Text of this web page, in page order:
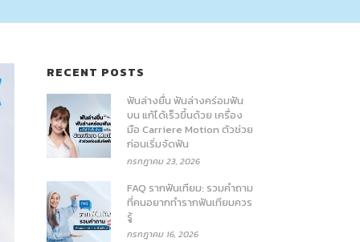
RECENT POSTS
ฟันล่างยื่น ฟันล่างคร่อมฟัน
บน แก้ได้เร็วขึ้นด้วย เครื่อง
มือ Carriere Motion ตัวช่วย
ก่อนเริ่มจัดฟัน
กรกฎาคม 23, 2026
FAQ รากฟันเทียม: รวมคำถาม
ที่คนอยากทำรากฟันเทียมควร
รู้
กรกฎาคม 16, 2026